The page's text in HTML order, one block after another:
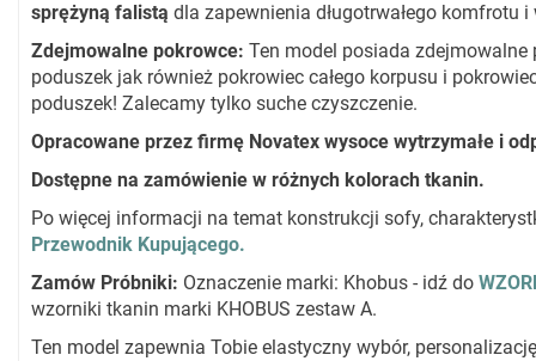
sprężyną falistą dla zapewnienia długotrwałego komfrotu i
Zdejmowalne pokrowce: Ten model posiada
poduszek jak również pokrowiec całego korpusu i
poduszek! Zalecamy tylko suche czyszczenie.
Opracowane przez firmę Novatex wysoce wytrzymałe i
Dostępne na zamówienie w różnych kolorach tkanin.
Po więcej informacji na temat konstrukcji sofy,
Przewodnik Kupującego.
Zamów Próbniki: Oznaczenie marki: Khobus - idź do
wzorniki tkanin marki KHOBUS zestaw A.
Ten model zapewnia Tobie elastyczny wybór,